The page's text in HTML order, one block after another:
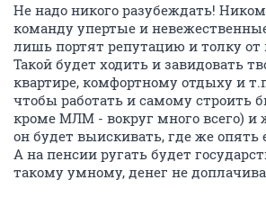
Не надо никого разубеждать!
команду упертые и
лишь портят репутацию и толку от
Такой будет ходить и завидовать
квартире, комфортному отдыху и
чтобы работать и самому строить
кроме МЛМ - вокруг много всего) и
он будет выискивать, где же опять
А на пенсии ругать будет
такому умному, денег не